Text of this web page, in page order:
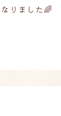
りました🌈